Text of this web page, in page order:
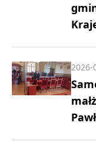
2026-